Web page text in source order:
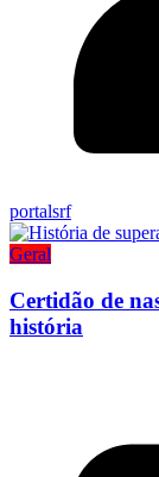
portalsrf
Geral
Certidão de
história